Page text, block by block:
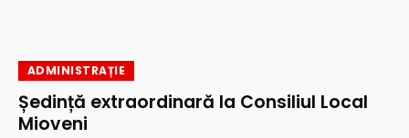
ADMINISTRAȚIE
Ședință extraordinară la Consiliul Local
Mioveni